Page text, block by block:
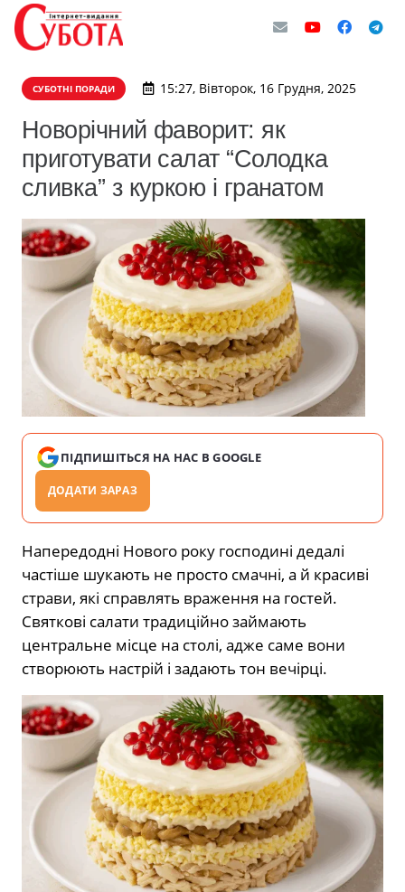
СУБОТНІ ПОРАДИ 15:27, Вівторок, 16 Грудня, 2025
Новорічний фаворит: як
приготувати салат “Солодка
сливка” з куркою і гранатом
ПІДПИШІТЬСЯ НА НАС В GOOGLE
ДОДАТИ ЗАРАЗ
Напередодні Нового року господині дедалі
частіше шукають не просто смачні, а й красиві
страви, які справлять враження на гостей.
Святкові салати традиційно займають
центральне місце на столі, адже саме вони
створюють настрій і задають тон вечірці.